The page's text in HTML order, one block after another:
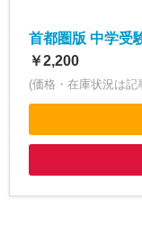
首都圏版 中学受
￥2,200
(価格・在庫状況は